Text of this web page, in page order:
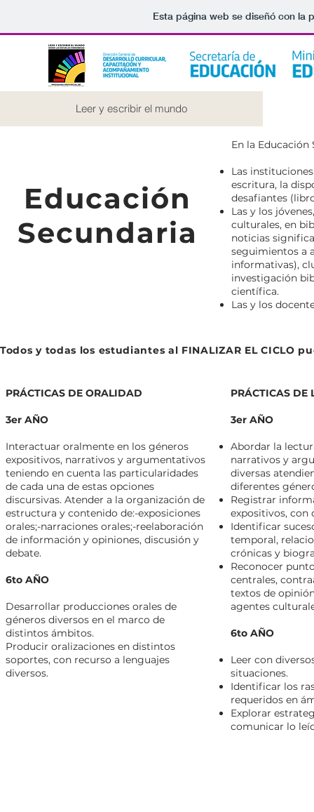
Esta página web se diseñó con la
Leer y escribir el mundo
En la Educación
Las
escritura, la
desafiantes
Las y los
culturales, en
noticias
seguimientos a
informativas),
investigación
científica.
Las y los
Educación
Secundaria
Todos y todas los estudiantes al FINALIZAR EL CICLO
PRÁCTICAS DE ORALIDAD
3er AÑO
Interactuar oralmente en los géneros
expositivos, narrativos y argumentativos
teniendo en cuenta las particularidades
de cada una de estas opciones
discursivas. Atender a la organización de
estructura y contenido de:-exposiciones
orales;-narraciones orales;-reelaboración
de información y opiniones, discusión y
debate.
6to AÑO
Desarrollar producciones orales de
géneros diversos en el marco de
distintos ámbitos.
Producir oralizaciones en distintos
soportes, con recurso a lenguajes
diversos.
PRÁCTICAS DE
3er AÑO
Abordar la
narrativos y
diversas
diferentes
Registrar
expositivos, con
Identificar
temporal,
crónicas y
Reconocer
centrales,
textos de
agentes
6to AÑO
Leer con
situaciones.
Identificar los
requeridos en
Explorar
comunicar lo